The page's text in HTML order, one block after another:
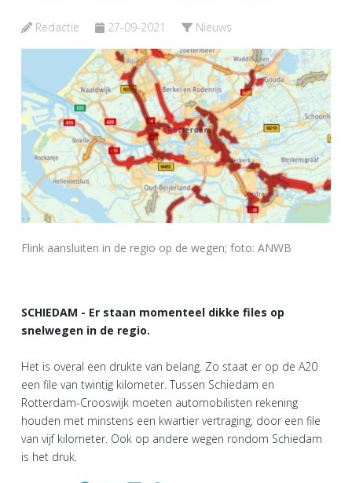
Redactie 27-09-2021 Nieuws
Flink aansluiten in de regio op de wegen; foto: ANWB
SCHIEDAM - Er staan momenteel dikke files op
snelwegen in de regio.
Het is overal een drukte van belang. Zo staat er op de A20
een file van twintig kilometer. Tussen Schiedam en
Rotterdam-Crooswijk moeten automobilisten rekening
houden met minstens een kwartier vertraging, door een file
van vijf kilometer. Ook op andere wegen rondom Schiedam
is het druk.